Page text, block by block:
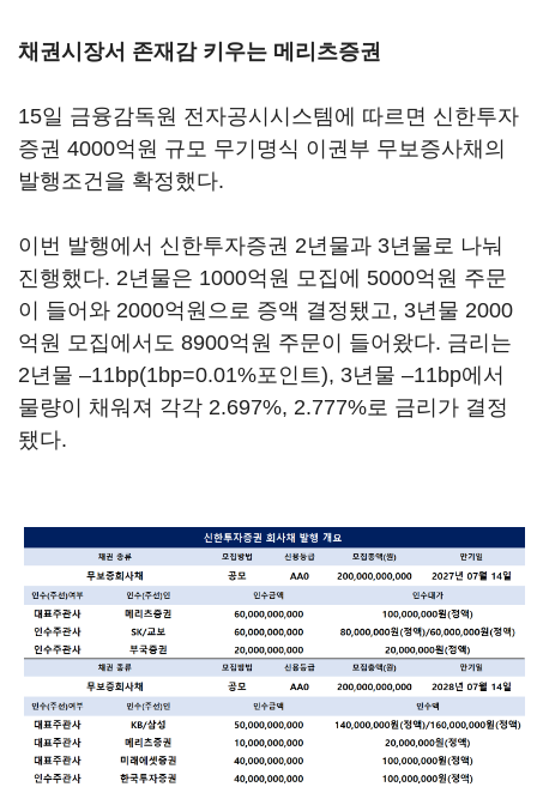
채권시장서 존재감 키우는 메리츠증권
15일 금융감독원 전자공시시스템에 따르면 신한투자
증권 4000억원 규모 무기명식 이권부 무보증사채의
발행조건을 확정했다.
이번 발행에서 신한투자증권 2년물과 3년물로 나눠
진행했다. 2년물은 1000억원 모집에 5000억원 주문
이 들어와 2000억원으로 증액 결정됐고, 3년물 2000
억원 모집에서도 8900억원 주문이 들어왔다. 금리는
2년물 –11bp(1bp=0.01%포인트), 3년물 –11bp에서
물량이 채워져 각각 2.697%, 2.777%로 금리가 결정
됐다.